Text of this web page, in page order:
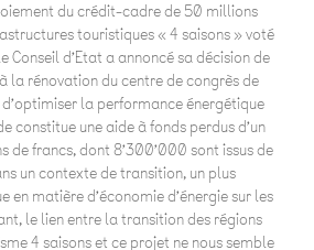
du crédit-cadre de 50 millions
touristiques « 4 saisons » voté
Conseil d’Etat a annoncé sa décision de
la rénovation du centre de congrès de
la performance énergétique
constitue une aide à fonds perdus d’un
de francs, dont 8’300’000 sont issus de
un contexte de transition, un plus
en matière d’économie d’énergie sur les
le lien entre la transition des régions
4 saisons et ce projet ne nous semble